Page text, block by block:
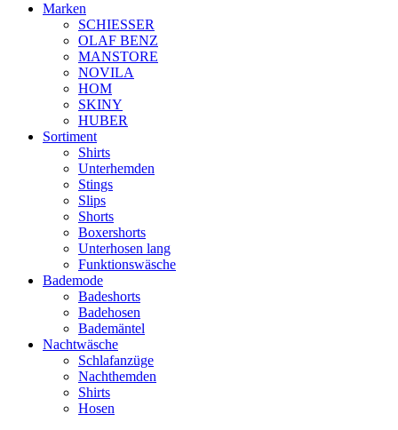
Marken
SCHIESSER
OLAF BENZ
MANSTORE
NOVILA
HOM
SKINY
HUBER
Sortiment
Shirts
Unterhemden
Stings
Slips
Shorts
Boxershorts
Unterhosen lang
Funktionswäsche
Bademode
Badeshorts
Badehosen
Bademäntel
Nachtwäsche
Schlafanzüge
Nachthemden
Shirts
Hosen